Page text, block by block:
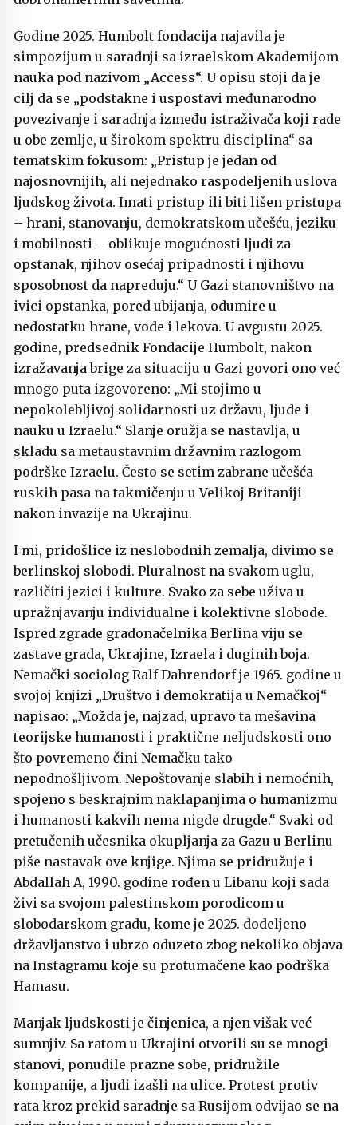
Godine 2025. Humbolt fondacija najavila je
simpozijum u saradnji sa izraelskom Akademijom
nauka pod nazivom „Access“. U opisu stoji da je
cilj da se „podstakne i uspostavi međunarodno
povezivanje i saradnja između istraživača koji rade
u obe zemlje, u širokom spektru disciplina“ sa
tematskim fokusom: „Pristup je jedan od
najosnovnijih, ali nejednako raspodeljenih uslova
ljudskog života. Imati pristup ili biti lišen pristupa
– hrani, stanovanju, demokratskom učešću, jeziku
i mobilnosti – oblikuje mogućnosti ljudi za
opstanak, njihov osećaj pripadnosti i njihovu
sposobnost da napreduju.“ U Gazi stanovništvo na
ivici opstanka, pored ubijanja, odumire u
nedostatku hrane, vode i lekova. U avgustu 2025.
godine, predsednik Fondacije Humbolt, nakon
izražavanja brige za situaciju u Gazi govori ono već
mnogo puta izgovoreno: „Mi stojimo u
nepokolebljivoj solidarnosti uz državu, ljude i
nauku u Izraelu.“ Slanje oružja se nastavlja, u
skladu sa metaustavnim državnim razlogom
podrške Izraelu. Često se setim zabrane učešća
ruskih pasa na takmičenju u Velikoj Britaniji
nakon invazije na Ukrajinu.
I mi, pridošlice iz neslobodnih zemalja, divimo se
berlinskoj slobodi. Pluralnost na svakom uglu,
različiti jezici i kulture. Svako za sebe uživa u
upražnjavanju individualne i kolektivne slobode.
Ispred zgrade gradonačelnika Berlina viju se
zastave grada, Ukrajine, Izraela i duginih boja.
Nemački sociolog Ralf Dahrendorf je 1965. godine u
svojoj knjizi „Društvo i demokratija u Nemačkoj“
napisao: „Možda je, najzad, upravo ta mešavina
teorijske humanosti i praktične neljudskosti ono
što povremeno čini Nemačku tako
nepodnošljivom. Nepoštovanje slabih i nemoćnih,
spojeno s beskrajnim naklapanjima o humanizmu
i humanosti kakvih nema nigde drugde.“ Svaki od
pretučenih učesnika okupljanja za Gazu u Berlinu
piše nastavak ove knjige. Njima se pridružuje i
Abdallah A, 1990. godine rođen u Libanu koji sada
živi sa svojom palestinskom porodicom u
slobodarskom gradu, kome je 2025. dodeljeno
državljanstvo i ubrzo oduzeto zbog nekoliko objava
na Instagramu koje su protumačene kao podrška
Hamasu.
Manjak ljudskosti je činjenica, a njen višak već
sumnjiv. Sa ratom u Ukrajini otvorili su se mnogi
stanovi, ponudile prazne sobe, pridružile
kompanije, a ljudi izašli na ulice. Protest protiv
rata kroz prekid saradnje sa Rusijom odvijao se na